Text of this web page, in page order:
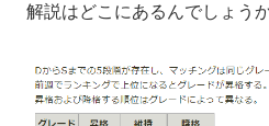
解説はどこにあるんでしょう